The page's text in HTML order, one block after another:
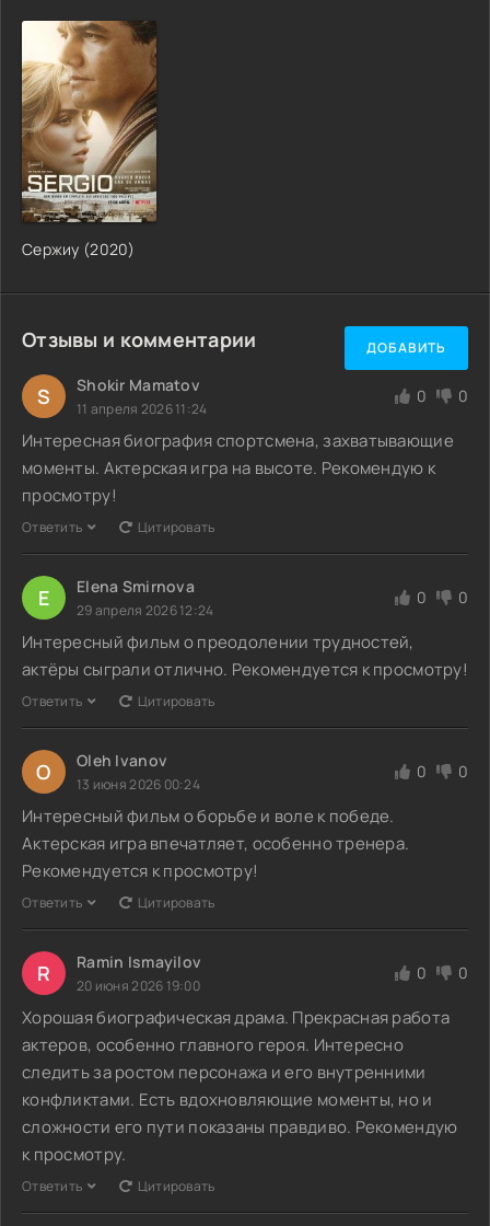
Сержиу (2020)
Отзывы и комментарии ДОБАВИТЬ
S Shokir Mamatov
11 апреля 2026 11:24
0 0
Интересная биография спортсмена, захватывающие
моменты. Актерская игра на высоте. Рекомендую к
просмотру!
Ответить Цитировать
E Elena Smirnova
29 апреля 2026 12:24
0 0
Интересный фильм о преодолении трудностей,
актёры сыграли отлично. Рекомендуется к просмотру!
Ответить Цитировать
O Oleh Ivanov
13 июня 2026 00:24
0 0
Интересный фильм о борьбе и воле к победе.
Актерская игра впечатляет, особенно тренера.
Рекомендуется к просмотру!
Ответить Цитировать
R Ramin Ismayilov
20 июня 2026 19:00
0 0
Хорошая биографическая драма. Прекрасная работа
актеров, особенно главного героя. Интересно
следить за ростом персонажа и его внутренними
конфликтами. Есть вдохновляющие моменты, но и
сложности его пути показаны правдиво. Рекомендую
к просмотру.
Ответить Цитировать